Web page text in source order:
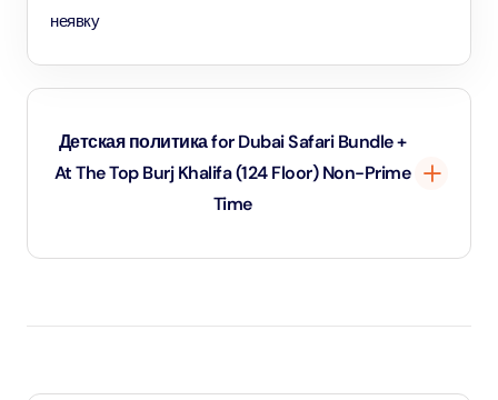
неявку
Детская политика for Dubai Safari Bundle +
At The Top Burj Khalifa (124 Floor) Non-Prime
Time
бесплатный.